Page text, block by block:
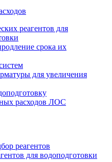
реагентов для
срока их
для увеличения
расходов ЛОС
реагентов
для водоподготовки